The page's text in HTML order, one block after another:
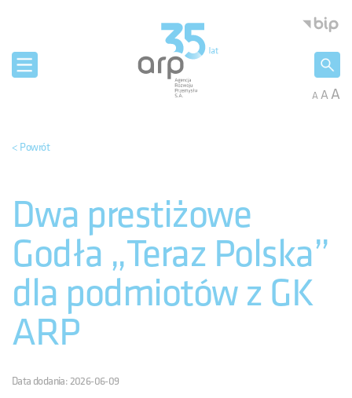
AAA
< Powrót
Dwa prestiżowe
Godła „Teraz Polska”
dla podmiotów z GK
ARP
Data dodania: 2026-06-09